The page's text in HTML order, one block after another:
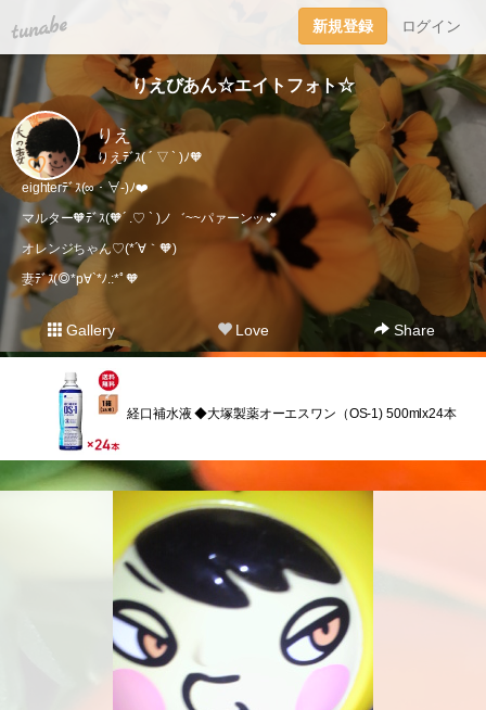
tuna.be 新規登録 ログイン
りえびあん☆エイトフォト☆
りえ
りえﾃﾞｽ( ´ ▽ ` )ﾉ🧡
eighterﾃﾞｽ(∞・∀-)ﾉ❤️
マルター🧡ﾃﾞｽ(🧡´ .♡ ` )ノ゛~~パァーンッ💕
オレンジちゃん♡(*´∀｀🧡)
妻ﾃﾞｽ(◎*p∀`*ﾉ.:*ﾟ🧡
Gallery Love Share
経口補水液 ◆大塚製薬オーエスワン（OS-1) 500mlx24本